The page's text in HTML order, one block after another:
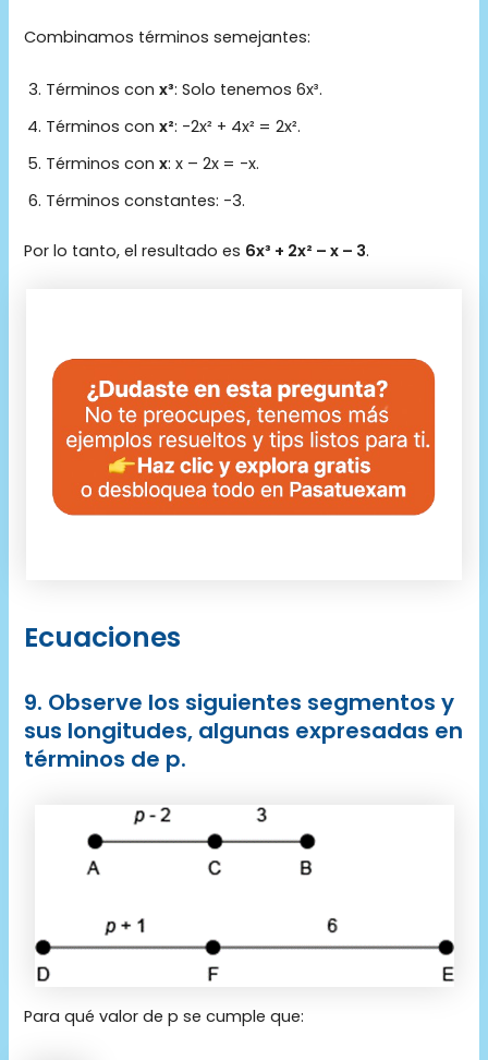
Combinamos términos semejantes:
Términos conx³: Solo tenemos 6x³.
Términos conx²: -2x² + 4x² = 2x².
Términos conx: x – 2x = -x.
Términos constantes: -3.
Por lo tanto, el resultado es 6x³ + 2x² – x – 3.
Ecuaciones
9. Observe los siguientes segmentos y
sus longitudes, algunas expresadas en
términos de p.
Para qué valor de p se cumple que: